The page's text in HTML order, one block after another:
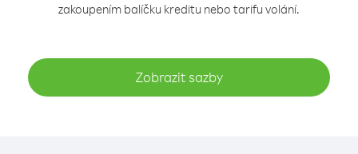
zakoupením balíčku kreditu nebo tarifu volání.
Zobrazit sazby